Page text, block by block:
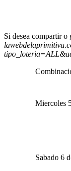
Si desea compartir o
Miercoles
Sabado 6